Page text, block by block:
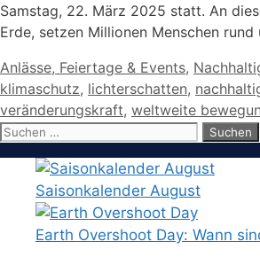
Samstag, 22. März 2025 statt. An
Erde, setzen Millionen Menschen
Kategorien
Anlässe, Feiertage & Events,
klimaschutz, lichterschatten,
veränderungskraft, weltweite
Suchen
Saisonkalender August
Earth Overshoot Day: Wann